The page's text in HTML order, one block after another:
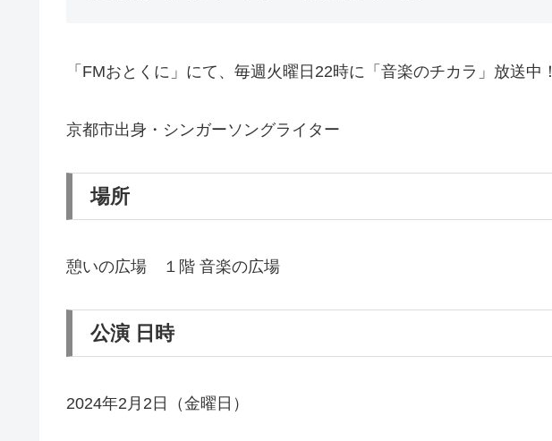
「FMおとくに」にて、毎週火曜日22時に「音楽のチカラ」放送中！
京都市出身・シンガーソングライター
場所
憩いの広場 １階 音楽の広場
公演 日時
2024年2月2日（金曜日）